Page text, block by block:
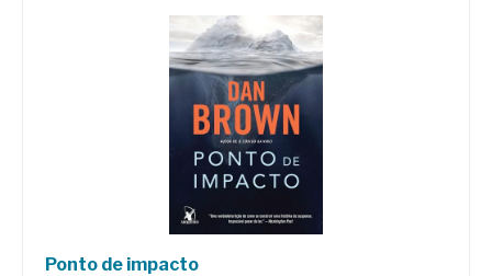
Ponto de impacto